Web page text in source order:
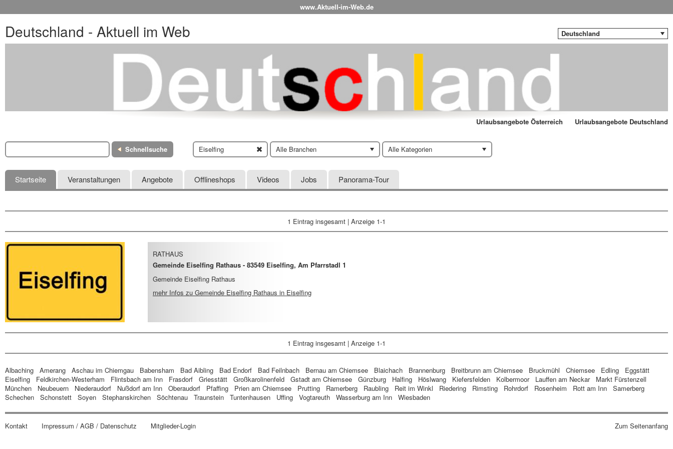
www.Aktuell-im-Web.de
Deutschland - Aktuell im Web Deutschland
Urlaubsangebote Österreich Urlaubsangebote Deutschland
Schnellsuche Eiselfing Alle Branchen Alle Kategorien
Startseite Veranstaltungen Angebote Offlineshops Videos Jobs Panorama-Tour
1 Eintrag insgesamt | Anzeige 1-1
RATHAUS
Gemeinde Eiselfing Rathaus - 83549 Eiselfing, Am Pfarrstadl 1
Gemeinde Eiselfing Rathaus
mehr Infos zu Gemeinde Eiselfing Rathaus in Eiselfing
1 Eintrag insgesamt | Anzeige 1-1
Albaching Amerang Aschau im Chiemgau Babensham Bad Aibling Bad Endorf Bad Feilnbach Bernau am Chiemsee Blaichach Brannenburg Breitbrunn am Chiemsee Bruckmühl Chiemsee Edling
Eggstätt
Eiselfing
Feldkirchen-Westerham Flintsbach am Inn Frasdorf Griesstätt Großkarolinenfeld Gstadt am Chiemsee Günzburg Halfing Höslwang Kiefersfelden Kolbermoor Lauffen am Neckar
Markt Fürstenzell
München
Neubeuern Niederaudorf Nußdorf am Inn Oberaudorf Pfaffing Prien am Chiemsee Prutting Ramerberg Raubling Reit im Winkl Riedering Rimsting Rohrdorf Rosenheim Rott am Inn
Samerberg
Schechen
Schonstett Soyen Stephanskirchen Söchtenau Traunstein Tuntenhausen Uffing Vogtareuth Wasserburg am Inn Wiesbaden
Kontakt Impressum / AGB / Datenschutz Mitglieder-Login Zum Seitenanfang